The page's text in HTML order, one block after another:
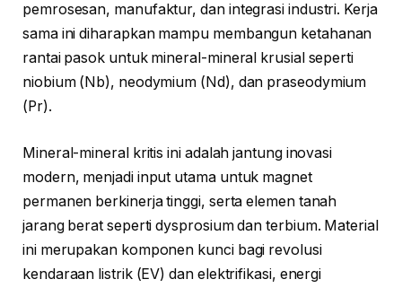
pemrosesan, manufaktur, dan integrasi industri. Kerja
sama ini diharapkan mampu membangun ketahanan
rantai pasok untuk mineral-mineral krusial seperti
niobium (Nb), neodymium (Nd), dan praseodymium
(Pr).
Mineral-mineral kritis ini adalah jantung inovasi
modern, menjadi input utama untuk magnet
permanen berkinerja tinggi, serta elemen tanah
jarang berat seperti dysprosium dan terbium. Material
ini merupakan komponen kunci bagi revolusi
kendaraan listrik (EV) dan elektrifikasi, energi